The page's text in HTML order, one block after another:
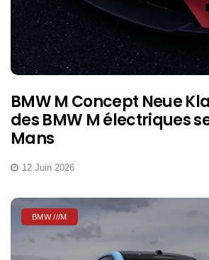
BMW M Concept Neue
des BMW M électriques
Mans
12 Juin 2026
BMW ///M